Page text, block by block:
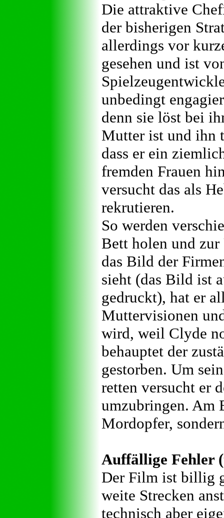
Die attraktive
der bisherigen
allerdings vor
gesehen und ist
unbedingt
denn sie löst bei
Mutter ist und ihn
dass er ein
fremden Frauen
versucht das als
rekrutieren.
So werden
Bett holen und
das Bild der
sieht (das Bild ist
gedruckt), hat er
Muttervisionen
wird, weil Clyde
behauptet der
gestorben. Um
retten versucht er
umzubringen. Am
Mordopfer,
Auffällige Fehler
Der Film ist billig
weite Strecken
technisch aber